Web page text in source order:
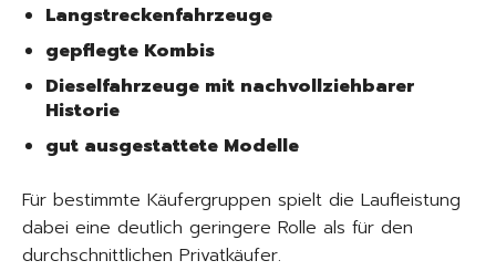
Langstreckenfahrzeuge
gepflegte Kombis
Dieselfahrzeuge mit nachvollziehbarer
Historie
gut ausgestattete Modelle
Für bestimmte Käufergruppen spielt die Laufleistung
dabei eine deutlich geringere Rolle als für den
durchschnittlichen Privatkäufer.